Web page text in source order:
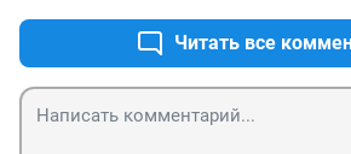
Читать все